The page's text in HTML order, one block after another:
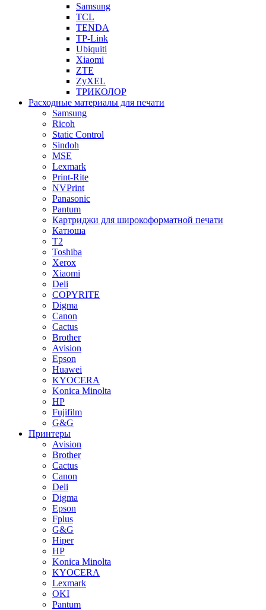
Samsung
TCL
TENDA
TP-Link
Ubiquiti
Xiaomi
ZTE
ZyXEL
ТРИКОЛОР
Расходные материалы для печати
Samsung
Ricoh
Static Control
Sindoh
MSE
Lexmark
Print-Rite
NVPrint
Panasonic
Pantum
Картриджи для широкоформатной печати
Катюша
T2
Toshiba
Xerox
Xiaomi
Deli
COPYRITE
Digma
Canon
Cactus
Brother
Avision
Epson
Huawei
KYOCERA
Konica Minolta
HP
Fujifilm
G&G
Принтеры
Avision
Brother
Cactus
Canon
Deli
Digma
Epson
Fplus
G&G
Hiper
HP
Konica Minolta
KYOCERA
Lexmark
OKI
Pantum